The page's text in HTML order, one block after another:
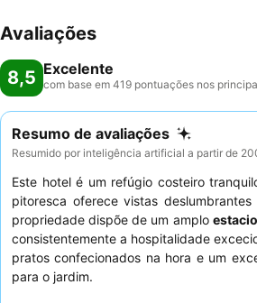
Avaliações
8,5 Excelente
com base em 419 pontuações nos
Resumo de avaliações
Resumido por inteligência artificial a partir de
Este hotel é um refúgio costeiro
pitoresca oferece vistas
propriedade dispõe de um amplo
consistentemente a hospitalidade
pratos confecionados na hora e um
para o jardim.